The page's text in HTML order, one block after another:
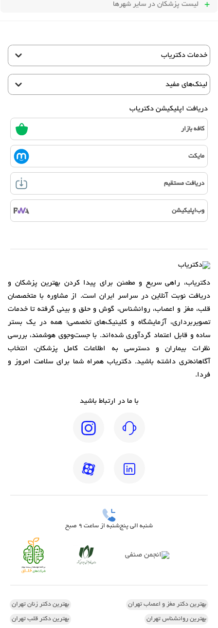
لیست پزشکان در سایر شهرها
خدمات دکتریاب
لینک‌های مفید
دریافت اپلیکیشن دکتریاب
کافه بازار
مایکت
دریافت مستقیم
وب‌اپلیکیشن
دکتریاب، راهی سریع و مطمئن برای پیدا کردن بهترین پزشکان و
دریافت نوبت آنلاین در سراسر ایران است. از مشاوره با متخصصان
قلب، مغز و اعصاب، روانشناس، گوش و حلق و بینی گرفته تا خدمات
تصویربرداری، آزمایشگاه و کلینیک‌های تخصصی؛ همه در یک بستر
ساده و قابل اعتماد گردآوری شده‌اند. با جست‌وجوی هوشمند، بررسی
نظرات بیماران و دسترسی به اطلاعات کامل پزشکان، انتخاب
آگاهانه‌تری داشته باشید. دکتریاب همراه شما برای سلامت امروز و
فردا.
با ما در ارتباط باشید
شنبه الی پنج‌شنبه از ساعت 9 صبح
بهترین دکتر مغز و اعصاب تهران بهترین دکتر زنان تهران
بهترین روانشناس تهران بهترین دکتر قلب تهران